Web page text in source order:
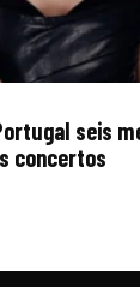
seis
concertos